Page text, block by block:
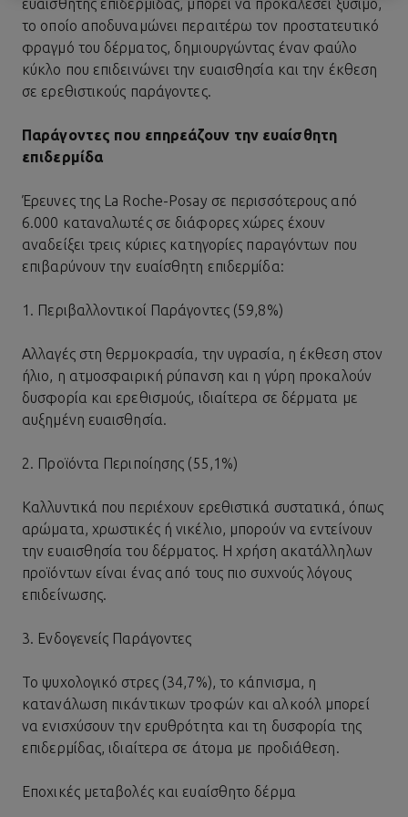
ευαίσθητης επιδερμίδας, μπορεί να προκαλέσει ξύσιμο,
το οποίο αποδυναμώνει περαιτέρω τον προστατευτικό
φραγμό του δέρματος, δημιουργώντας έναν φαύλο
κύκλο που επιδεινώνει την ευαισθησία και την έκθεση
σε ερεθιστικούς παράγοντες.
Παράγοντες που επηρεάζουν την ευαίσθητη
επιδερμίδα
Έρευνες της La Roche-Posay σε περισσότερους από
6.000 καταναλωτές σε διάφορες χώρες έχουν
αναδείξει τρεις κύριες κατηγορίες παραγόντων που
επιβαρύνουν την ευαίσθητη επιδερμίδα:
1. Περιβαλλοντικοί Παράγοντες (59,8%)
Αλλαγές στη θερμοκρασία, την υγρασία, η έκθεση στον
ήλιο, η ατμοσφαιρική ρύπανση και η γύρη προκαλούν
δυσφορία και ερεθισμούς, ιδιαίτερα σε δέρματα με
αυξημένη ευαισθησία.
2. Προϊόντα Περιποίησης (55,1%)
Καλλυντικά που περιέχουν ερεθιστικά συστατικά, όπως
αρώματα, χρωστικές ή νικέλιο, μπορούν να εντείνουν
την ευαισθησία του δέρματος. Η χρήση ακατάλληλων
προϊόντων είναι ένας από τους πιο συχνούς λόγους
επιδείνωσης.
3. Ενδογενείς Παράγοντες
Το ψυχολογικό στρες (34,7%), το κάπνισμα, η
κατανάλωση πικάντικων τροφών και αλκοόλ μπορεί
να ενισχύσουν την ερυθρότητα και τη δυσφορία της
επιδερμίδας, ιδιαίτερα σε άτομα με προδιάθεση.
Εποχικές μεταβολές και ευαίσθητο δέρμα